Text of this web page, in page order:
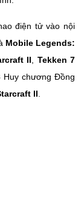
điện tử vào nội
Mobile Legends:
II
Tekken 7
Huy chương Đồng
II